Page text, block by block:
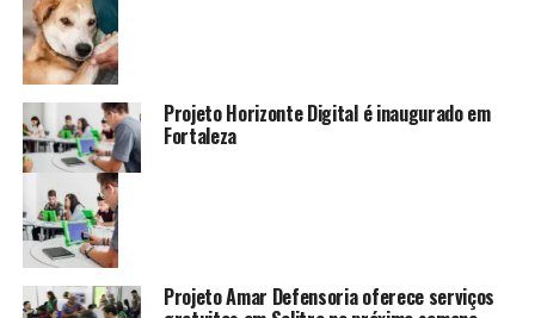
Projeto Horizonte Digital é inaugurado em
Fortaleza
Projeto Amar Defensoria oferece serviços